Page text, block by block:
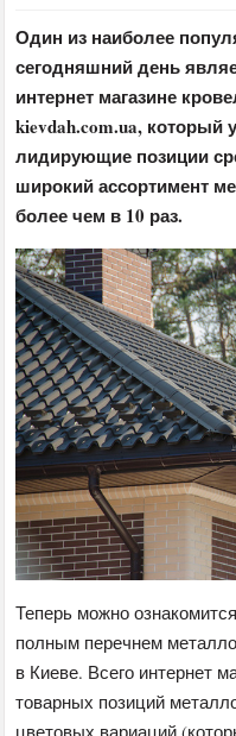
Один из наиболее
сегодняшний день
интернет магазине
kievdah.com.ua, который
лидирующие позиции
широкий ассортимент
более чем в 10 раз.
Теперь можно
полным перечнем
в Киеве. Всего интернет
товарных позиций
цветовых вариаций